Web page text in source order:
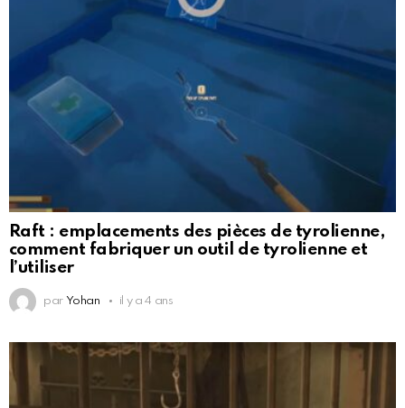
Raft : emplacements des pièces de tyrolienne,
comment fabriquer un outil de tyrolienne et
l’utiliser
par Yohan il y a 4 ans